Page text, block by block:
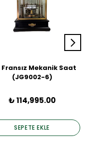
Fransız Mekanik Saat
(JG9002-6)
₺ 114,995.00
SEPETE EKLE